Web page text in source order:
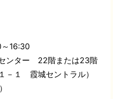
16:30
ンター 22階または23階
１ 霞城セントラル）